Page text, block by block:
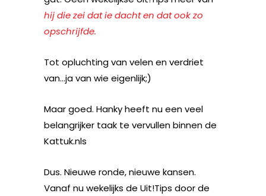
hij die zei dat ie dacht en dat ook zo
opschrijfde.
Tot opluchting van velen en verdriet
van…ja van wie eigenlijk;)
Maar goed. Hanky heeft nu een veel
belangrijker taak te vervullen binnen de
Kattuk.nls
Dus. Nieuwe ronde, nieuwe kansen.
Vanaf nu wekelijks de Uit!Tips door de